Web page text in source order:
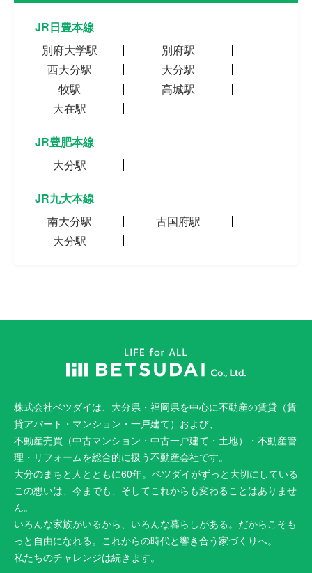
JR日豊本線
別府大学駅
別府駅
西大分駅
大分駅
牧駅
高城駅
大在駅
JR豊肥本線
大分駅
JR九大本線
南大分駅
古国府駅
大分駅
株式会社ベツダイは、大分県・福岡県を中心に不動産の賃貸（賃
貸アパート・マンション・一戸建て）および、
不動産売買（中古マンション・中古一戸建て・土地）・不動産管
理・リフォームを総合的に扱う不動産会社です。
大分のまちと人とともに60年。ベツダイがずっと大切にしている
この想いは、今までも、そしてこれからも変わることはありませ
ん。
いろんな家族がいるから、いろんな暮らしがある。だからこそも
っと自由になれる。これからの時代と響き合う家づくりへ。
私たちのチャレンジは続きます。